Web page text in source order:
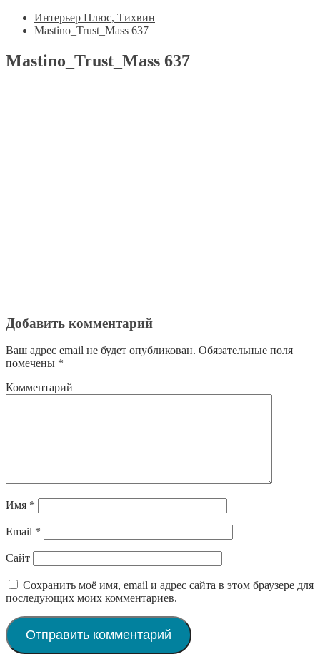
Интерьер Плюс, Тихвин
Mastino_Trust_Mass 637
Mastino_Trust_Mass 637
Добавить комментарий
Ваш адрес email не будет опубликован. Обязательные поля
помечены *
Комментарий
Имя *
Email *
Сайт
Сохранить моё имя, email и адрес сайта в этом браузере для
последующих моих комментариев.